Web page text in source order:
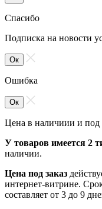
Спасибо
Подписка на новости
Ок
Ошибка
Ок
Цена в наличиии и под
У товаров имеется 2
наличии.
Цена под заказ
интернет-витрине.
составляет от 3 до 9